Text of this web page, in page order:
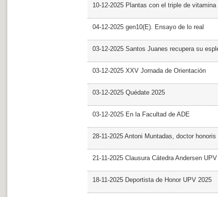
10-12-2025 Plantas con el triple de vitamina
04-12-2025 gen10(E). Ensayo de lo real
03-12-2025 Santos Juanes recupera su
03-12-2025 XXV Jornada de Orientación
03-12-2025 Quédate 2025
03-12-2025 En la Facultad de ADE
28-11-2025 Antoni Muntadas, doctor
21-11-2025 Clausura Cátedra Andersen UPV
18-11-2025 Deportista de Honor UPV 2025